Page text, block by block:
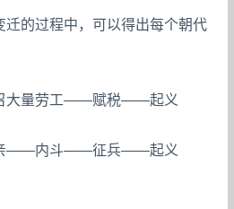
迁的过程中，可以得出每个朝代
量劳工——赋税——起义
——内斗——征兵——起义